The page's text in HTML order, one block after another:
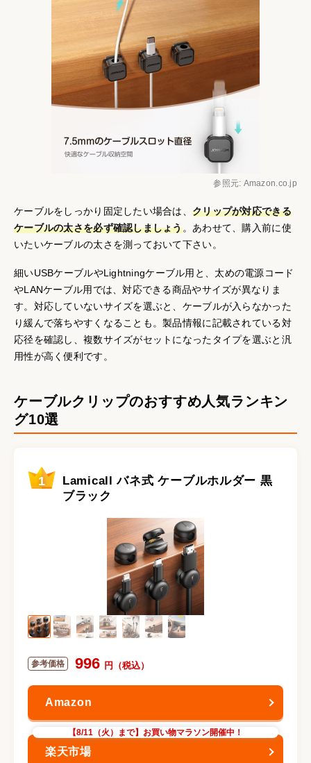
参照元: Amazon.co.jp
ケーブルをしっかり固定したい場合は、クリップが対応できる
ケーブルの太さを必ず確認しましょう。あわせて、購入前に使
いたいケーブルの太さを測っておいて下さい。
細いUSBケーブルやLightningケーブル用と、太めの電源コード
やLANケーブル用では、対応できる商品やサイズが異なりま
す。対応していないサイズを選ぶと、ケーブルが入らなかった
り緩んで落ちやすくなることも。製品情報に記載されている対
応径を確認し、複数サイズがセットになったタイプを選ぶと汎
用性が高く便利です。
ケーブルクリップのおすすめ人気ランキン
グ10選
1
Lamicall バネ式 ケーブルホルダー 黒
ブラック
996
【8/11（火）まで】お買い物マラソン開催中！